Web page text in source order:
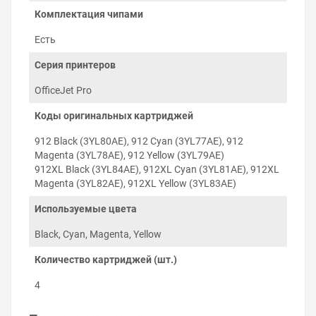
пополнять.
Полная совместимость с принтером
печатающего устройства, что гарантирует
принтера.
О прошивке принтера и
распознавании чипов
⚠️ Внимание:данные картриджи не совместимы
с принтерами HP+ . Принтеры с активированной
функцией
принимают только оригинальные
(OEM) картриджи HP и блокируют
использование совместимых сторонних
расходных материалов. Обычно модели
убедитесь, что функцияHP+в вашем устройстве
Комплектация чипами
Есть
Серия принтеров
OfficeJet Pro
Коды оригинальных картриджей
912 Black (3YL80AE), 912 Cyan (3YL77AE), 912
Magenta (3YL78AE), 912 Yellow (3YL79AE)
912XL Black (3YL84AE), 912XL Cyan (3YL81AE), 912XL
Magenta (3YL82AE), 912XL Yellow (3YL83AE)
Используемые цвета
Black, Cyan, Magenta, Yellow
Количество картриджей (шт.)
4